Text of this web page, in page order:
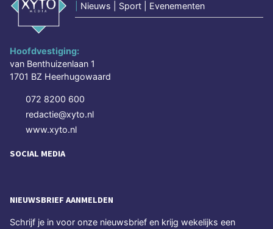
Nieuws | Sport | Evenementen
Hoofdvestiging:
van Benthuizenlaan 1
1701 BZ Heerhugowaard
072 8200 600
redactie@xyto.nl
www.xyto.nl
SOCIAL MEDIA
NIEUWSBRIEF AANMELDEN
Schrijf je in voor onze nieuwsbrief en krijg wekelijks een